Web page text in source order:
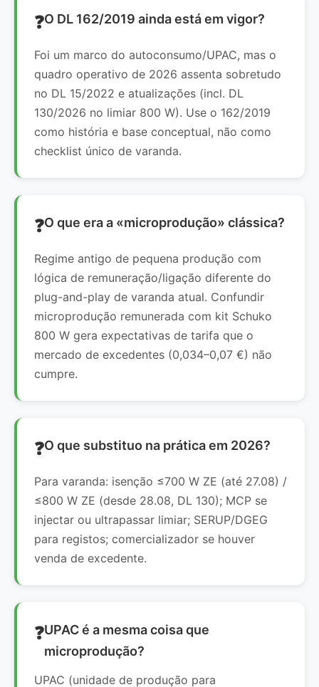
O DL 162/2019 ainda está em vigor?
Foi um marco do autoconsumo/UPAC, mas o
quadro operativo de 2026 assenta sobretudo
no DL 15/2022 e atualizações (incl. DL
130/2026 no limiar 800 W). Use o 162/2019
como história e base conceptual, não como
checklist único de varanda.
O que era a «microprodução» clássica?
Regime antigo de pequena produção com
lógica de remuneração/ligação diferente do
plug-and-play de varanda atual. Confundir
microprodução remunerada com kit Schuko
800 W gera expectativas de tarifa que o
mercado de excedentes (0,034–0,07 €) não
cumpre.
O que substituo na prática em 2026?
Para varanda: isenção ≤700 W ZE (até 27.08) /
≤800 W ZE (desde 28.08, DL 130); MCP se
injectar ou ultrapassar limiar; SERUP/DGEG
para registos; comercializador se houver
venda de excedente.
UPAC é a mesma coisa que
microprodução?
UPAC (unidade de produção para